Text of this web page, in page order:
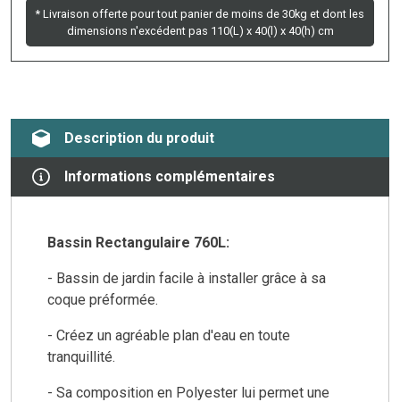
* Livraison offerte pour tout panier de moins de 30kg et dont les
dimensions n'excédent pas 110(L) x 40(l) x 40(h) cm
Description du produit
Informations complémentaires
Bassin Rectangulaire 760L:
- Bassin de jardin facile à installer grâce à sa
coque préformée.
- Créez un agréable plan d'eau en toute
tranquillité.
- Sa composition en Polyester lui permet une